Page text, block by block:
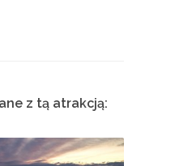
z tą atrakcją: